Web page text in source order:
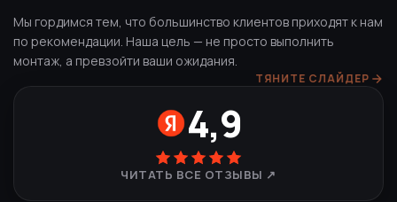
Мы гордимся тем, что большинство клиентов приходят к нам
по рекомендации. Наша цель — не просто выполнить
монтаж, а превзойти ваши ожидания.
ТЯНИТЕ СЛАЙДЕР
4,9
ЧИТАТЬ ВСЕ ОТЗЫВЫ ↗